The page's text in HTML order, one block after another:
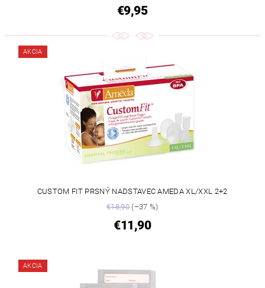
€9,95
AKCIA
CUSTOM FIT PRSNÝ NADSTAVEC AMEDA XL/XXL 2+2
€18,90(–37 %)
€11,90
AKCIA